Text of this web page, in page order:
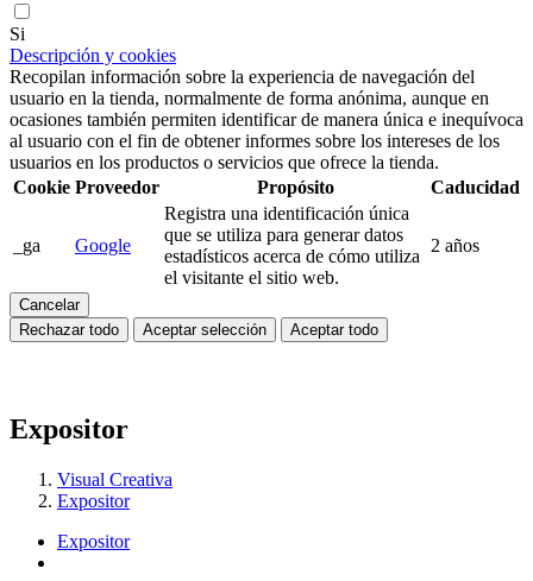
Si
Descripción y cookies
Recopilan información sobre la experiencia de navegación del
usuario en la tienda, normalmente de forma anónima, aunque en
ocasiones también permiten identificar de manera única e inequívoca
al usuario con el fin de obtener informes sobre los intereses de los
usuarios en los productos o servicios que ofrece la tienda.
Cookie Proveedor Propósito Caducidad
_ga Google
Registra una identificación única
que se utiliza para generar datos
estadísticos acerca de cómo utiliza
el visitante el sitio web.
2 años
Cancelar
Rechazar todo
Aceptar selección Aceptar todo
Expositor
Visual Creativa
Expositor
Expositor